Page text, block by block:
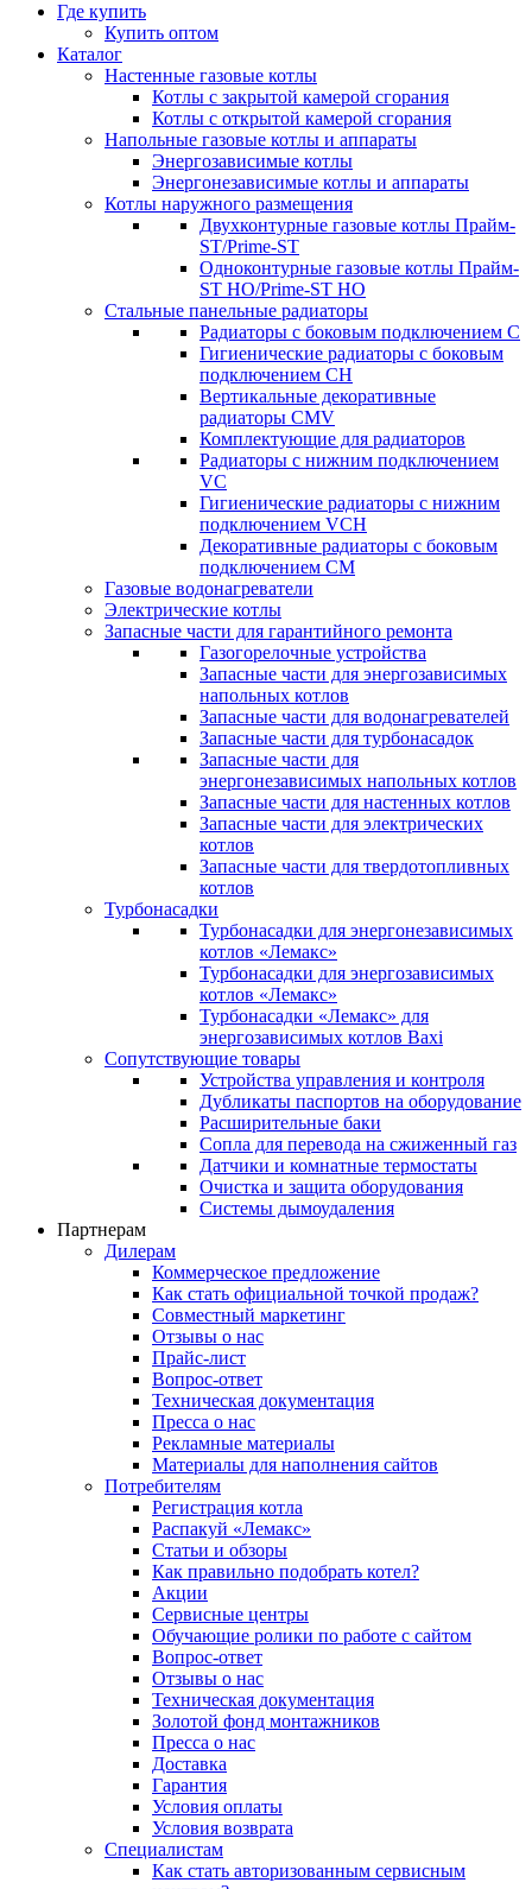
Где купить
Купить оптом
Каталог
Настенные газовые котлы
Котлы с закрытой камерой сгорания
Котлы с открытой камерой сгорания
Напольные газовые котлы и аппараты
Энергозависимые котлы
Энергонезависимые котлы и аппараты
Котлы наружного размещения
Двухконтурные газовые котлы Прайм-
ST/Prime-ST
Одноконтурные газовые котлы Прайм-
ST HO/Prime-ST HO
Стальные панельные радиаторы
Радиаторы c боковым подключением C
Гигиенические радиаторы c боковым
подключением CH
Вертикальные декоративные
радиаторы CMV
Комплектующие для радиаторов
Радиаторы c нижним подключением
VC
Гигиенические радиаторы c нижним
подключением VCH
Декоративные радиаторы с боковым
подключением CM
Газовые водонагреватели
Электрические котлы
Запасные части для гарантийного ремонта
Газогорелочные устройства
Запасные части для энергозависимых
напольных котлов
Запасные части для водонагревателей
Запасные части для турбонасадок
Запасные части для
энергонезависимых напольных котлов
Запасные части для настенных котлов
Запасные части для электрических
котлов
Запасные части для твердотопливных
котлов
Турбонасадки
Турбонасадки для энергонезависимых
котлов «Лемакс»
Турбонасадки для энергозависимых
котлов «Лемакс»
Турбонасадки «Лемакс» для
энергозависимых котлов Baxi
Сопутствующие товары
Устройства управления и контроля
Дубликаты паспортов на оборудование
Расширительные баки
Сопла для перевода на сжиженный газ
Датчики и комнатные термостаты
Очистка и защита оборудования
Системы дымоудаления
Партнерам
Дилерам
Коммерческое предложение
Как стать официальной точкой продаж?
Совместный маркетинг
Отзывы о нас
Прайс-лист
Вопрос-ответ
Техническая документация
Пресса о нас
Рекламные материалы
Материалы для наполнения сайтов
Потребителям
Регистрация котла
Распакуй «Лемакс»
Статьи и обзоры
Как правильно подобрать котел?
Акции
Сервисные центры
Обучающие ролики по работе с сайтом
Вопрос-ответ
Отзывы о нас
Техническая документация
Золотой фонд монтажников
Пресса о нас
Доставка
Гарантия
Условия оплаты
Условия возврата
Специалистам
Как стать авторизованным сервисным